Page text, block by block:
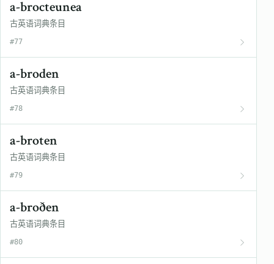
a-brocteunea
古英语词典条目
#77
a-broden
古英语词典条目
#78
a-broten
古英语词典条目
#79
a-broðen
古英语词典条目
#80